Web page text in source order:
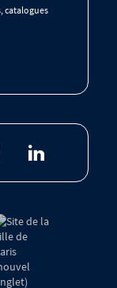
catalogues